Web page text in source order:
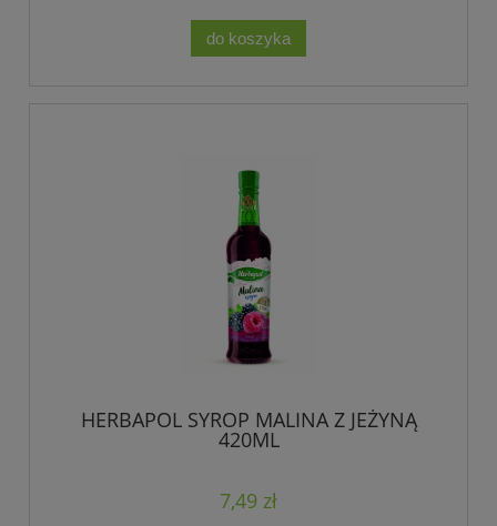
do koszyka
HERBAPOL SYROP MALINA Z JEŻYNĄ
420ML
7,49 zł